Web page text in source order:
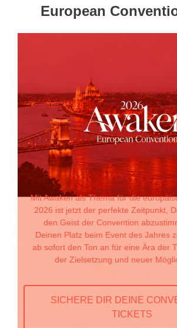
European
Mit Awaken als Thema für die
2026 ist jetzt der perfekte Zeitpunkt,
den Geist der Convention
Deinen Platz beim Event des Jahres
ab sofort den Ton an für eine Ära der
der Zielsetzung und neuer
SICHERE DIR DEINE
TICKETS